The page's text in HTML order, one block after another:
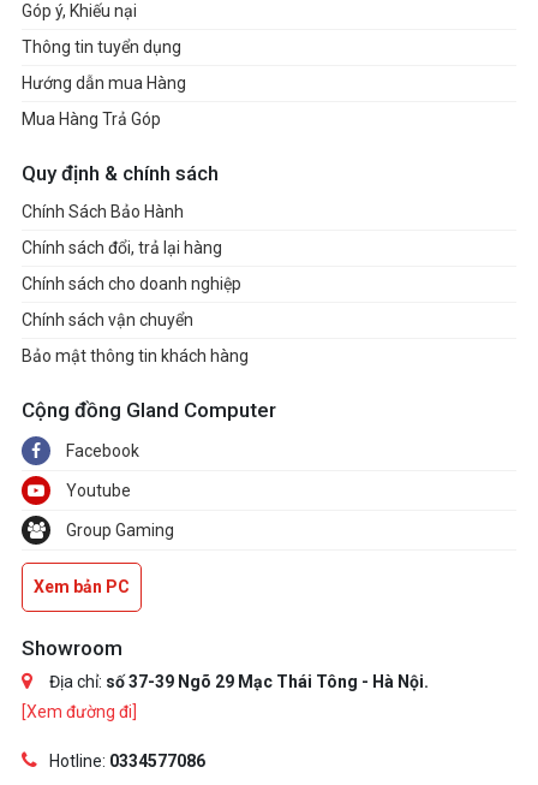
Góp ý, Khiếu nại
Thông tin tuyển dụng
Hướng dẫn mua Hàng
Mua Hàng Trả Góp
Quy định & chính sách
Chính Sách Bảo Hành
Chính sách đổi, trả lại hàng
Chính sách cho doanh nghiệp
Chính sách vận chuyển
Bảo mật thông tin khách hàng
Cộng đồng Gland Computer
Facebook
Youtube
Group Gaming
Xem bản PC
Showroom
Địa chỉ: số 37-39 Ngõ 29 Mạc Thái Tông - Hà Nội.
[Xem đường đi]
Hotline: 0334577086